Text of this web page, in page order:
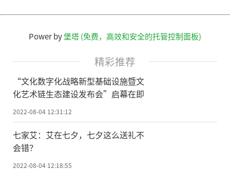
Power by堡塔 (免费，高效和安全的托管控制面板)
精彩推荐
“文化数字化战略新型基础设施暨文
化艺术链生态建设发布会”启幕在即
2022-08-04 12:31:12
七家艾：艾在七夕，七夕这么送礼不
会错？
2022-08-04 12:18:55